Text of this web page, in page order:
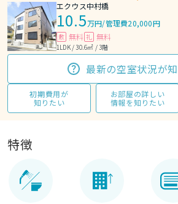
エクウス中村橋
10.5万円/管理費20,000円
敷 無料 礼 無料
1LDK / 30.6㎡ / 3階
最新の空室状況が
初期費用が
知りたい
お部屋の詳しい
情報を知りたい
特徴